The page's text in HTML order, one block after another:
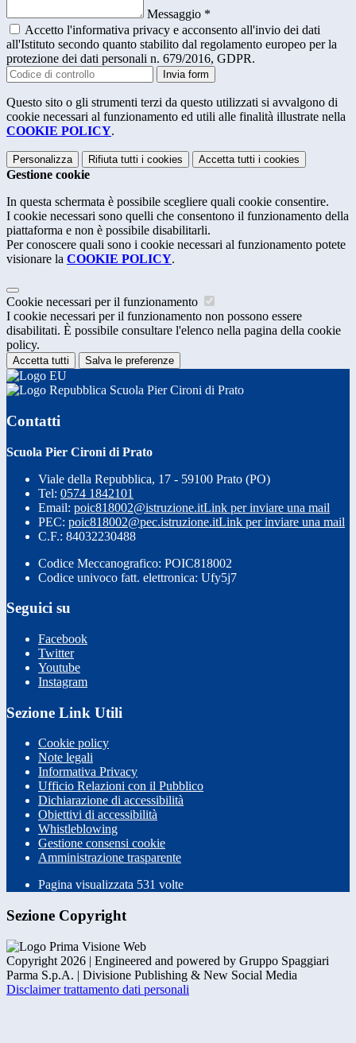
Messaggio *
Accetto l'informativa privacy e acconsento all'invio dei dati
all'Istituto secondo quanto stabilito dal regolamento europeo per la
protezione dei dati personali n. 679/2016, GDPR.
Invia form
Questo sito o gli strumenti terzi da questo utilizzati si avvalgono di
cookie necessari al funzionamento ed utili alle finalità illustrate nella
COOKIE POLICY.
Personalizza Rifiuta tutti i cookies Accetta tutti i cookies
Gestione cookie
In questa schermata è possibile scegliere quali cookie consentire.
I cookie necessari sono quelli che consentono il funzionamento della
piattaforma e non è possibile disabilitarli.
Per conoscere quali sono i cookie necessari al funzionamento potete
visionare la COOKIE POLICY.
Cookie necessari per il funzionamento
I cookie necessari per il funzionamento non possono essere
disabilitati. È possibile consultare l'elenco nella pagina della cookie
policy.
Accetta tutti Salva le preferenze
Scuola Pier Cironi di Prato
Contatti
Scuola Pier Cironi di Prato
Viale della Repubblica, 17 - 59100 Prato (PO)
Tel: 0574 1842101
Email: poic818002@istruzione.itLink per inviare una mail
PEC: poic818002@pec.istruzione.itLink per inviare una mail
C.F.: 84032230488
Codice Meccanografico: POIC818002
Codice univoco fatt. elettronica: Ufy5j7
Seguici su
Facebook
Twitter
Youtube
Instagram
Sezione Link Utili
Cookie policy
Note legali
Informativa Privacy
Ufficio Relazioni con il Pubblico
Dichiarazione di accessibilità
Obiettivi di accessibilità
Whistleblowing
Gestione consensi cookie
Amministrazione trasparente
Pagina visualizzata 531 volte
Sezione Copyright
Copyright 2026 | Engineered and powered by Gruppo Spaggiari
Parma S.p.A. | Divisione Publishing & New Social Media
Disclaimer trattamento dati personali